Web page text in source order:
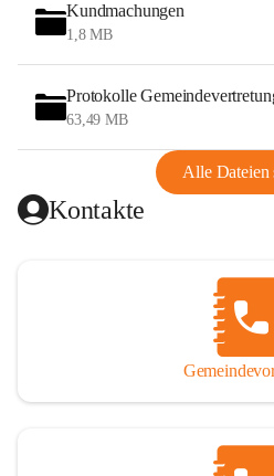
Kundmachungen
1,8 MB
Protokolle
63,49 MB
Alle Dateien
Kontakte